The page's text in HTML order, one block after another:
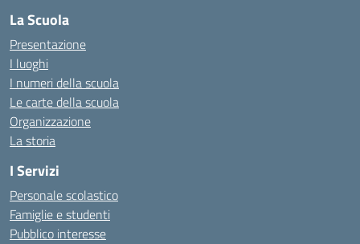
La Scuola
Presentazione
I luoghi
I numeri della scuola
Le carte della scuola
Organizzazione
La storia
I Servizi
Personale scolastico
Famiglie e studenti
Pubblico interesse